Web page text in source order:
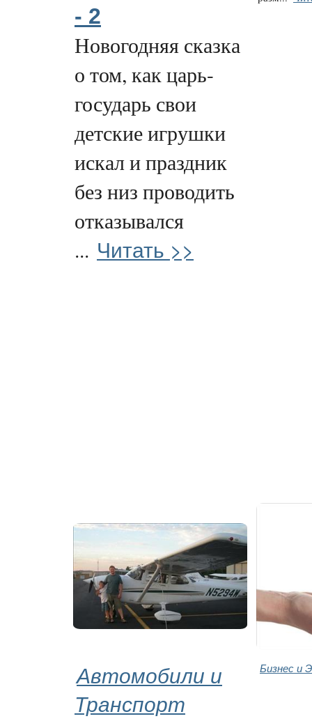
- 2
Новогодняя сказка
о том, как царь-
государь свои
детские игрушки
искал и праздник
без низ проводить
отказывался
... Читать >>
Автомобили и
Транспорт
Бизнес и